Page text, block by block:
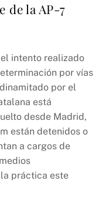
de la AP-7
intento realizado
por vías
por el
está
desde Madrid,
están detenidos o
a cargos de
práctica este